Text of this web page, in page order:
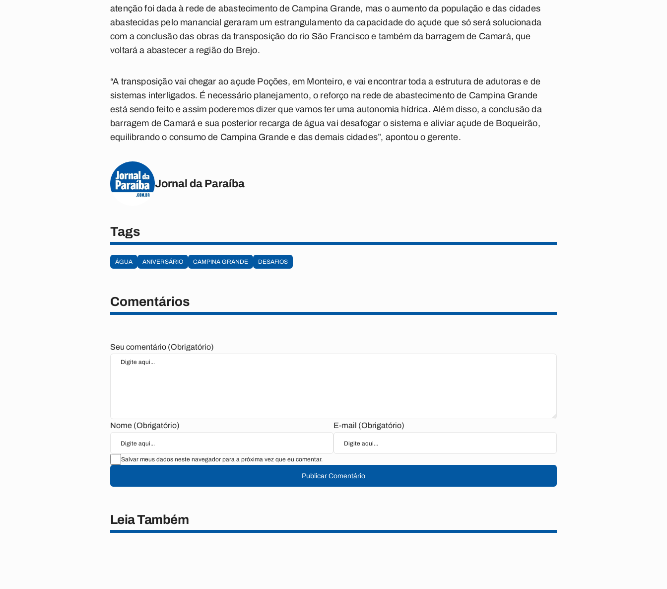
atenção foi dada à rede de abastecimento de Campina Grande, mas o aumento da população e das cidades
abastecidas pelo manancial geraram um estrangulamento da capacidade do açude que só será solucionada
com a conclusão das obras da transposição do rio São Francisco e também da barragem de Camará, que
voltará a abastecer a região do Brejo.
“A transposição vai chegar ao açude Poções, em Monteiro, e vai encontrar toda a estrutura de adutoras e de
sistemas interligados. É necessário planejamento, o reforço na rede de abastecimento de Campina Grande
está sendo feito e assim poderemos dizer que vamos ter uma autonomia hídrica. Além disso, a conclusão da
barragem de Camará e sua posterior recarga de água vai desafogar o sistema e aliviar açude de Boqueirão,
equilibrando o consumo de Campina Grande e das demais cidades”, apontou o gerente.
Jornal da Paraíba
Tags
ÁGUA ANIVERSÁRIO CAMPINA GRANDE DESAFIOS
Comentários
Seu comentário (Obrigatório)
Nome (Obrigatório) E-mail (Obrigatório)
Salvar meus dados neste navegador para a próxima vez que eu comentar.
Publicar Comentário
Leia Também